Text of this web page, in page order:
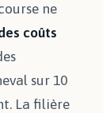
ne
coûts
sur 10
La filière